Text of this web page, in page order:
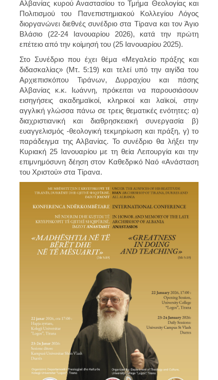
Αλβανίας κυρού Αναστασίου το Τμήμα Θεολογίας και
Πολιτισμού του Πανεπιστημιακού Κολλεγίου Λόγος
διοργανώνει διεθνές συνέδριο στα Τίρανα και τον Άγιο
Βλάσιο (22-24 Ιανουαρίου 2026), κατά την πρώτη
επέτειο από την κοίμησή του (25 Ιανουαρίου 2025).
Στο Συνέδριο που έχει θέμα «Μεγαλείο πράξης και
διδασκαλίας» (Μτ. 5:19) και τελεί υπό την αιγίδα του
Αρχιεπισκόπου Τιράνων, Δυρραχίου και πάσης
Αλβανίας κ.κ. Ιωάννη, πρόκειται να παρουσιάσουν
εισηγήσεις ακαδημαϊκοί, κληρικοί και λαϊκοί, στην
αγγλική γλώσσα πάνω σε τρεις θεματικές ενότητες: α)
διαχριστιανική και διαθρησκειακή συνεργασία β)
ευαγγελισμός -θεολογική τεκμηρίωση και πράξη, γ) το
παράδειγμα της Αλβανίας. Το συνέδριο θα λήξει την
Κυριακή 25 Ιανουαρίου με τη θεία Λειτουργία και την
επιμνημόσυνη δέηση στον Καθεδρικό Ναό «Ανάσταση
του Χριστού» στα Τίρανα.